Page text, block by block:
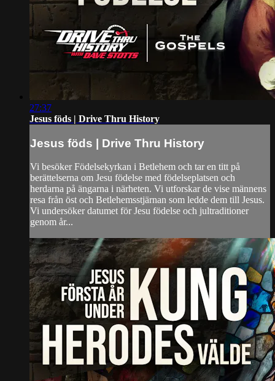
27:37
Jesus föds | Drive Thru History
Jesus föds | Drive Thru History
Vi besöker Födelsekyrkan i Betlehem och tar en titt på
berättelserna om Jesu födelse med födelseplatsen och
herdarna på ängarna i närheten. Vi utforskar de vise männens
resa från öst och Betlehemsstjärnan som ledde dem till Jesus.
Vi undersöker datumet för Jesu födelse och jultraditioner
genom år...